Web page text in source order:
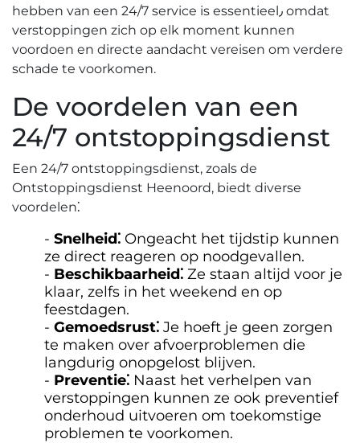
hebben van een 24/7 service is essentieel٫ omdat
verstoppingen zich op elk moment kunnen
voordoen en directe aandacht vereisen om verdere
schade te voorkomen.​
De voordelen van een
24/7 ontstoppingsdienst
Een 24/7 ontstoppingsdienst, zoals de
Ontstoppingsdienst Heenoord, biedt diverse
voordelen⁚
Snelheid⁚ Ongeacht het tijdstip kunnen
ze direct reageren op noodgevallen.
Beschikbaarheid⁚ Ze staan altijd voor je
klaar, zelfs in het weekend en op
feestdagen.​
Gemoedsrust⁚ Je hoeft je geen zorgen
te maken over afvoerproblemen die
langdurig onopgelost blijven.​
Preventie⁚ Naast het verhelpen van
verstoppingen kunnen ze ook preventief
onderhoud uitvoeren om toekomstige
problemen te voorkomen.​